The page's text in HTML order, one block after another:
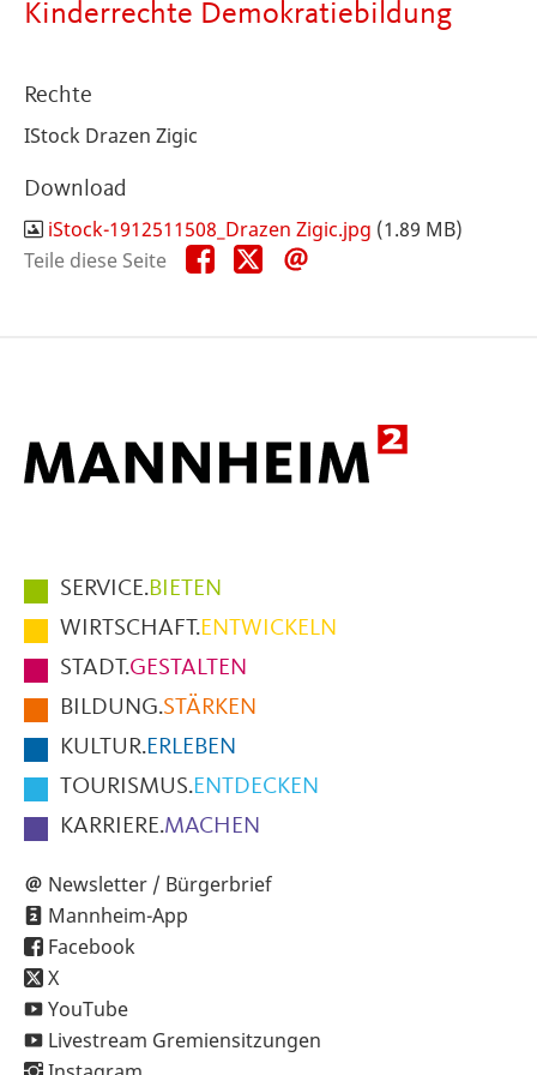
Kinderrechte Demokratiebildung
Rechte
IStock Drazen Zigic
Download
iStock-1912511508_Drazen Zigic.jpg (1.89 MB)
Teile diese Seite
Teile
diese
Teile
diese
Hauptmenüpunkte
im
Fußbereich
der
Seite
SERVICE.BIETEN
WIRTSCHAFT.ENTWICKELN
STADT.GESTALTEN
BILDUNG.STÄRKEN
KULTUR.ERLEBEN
TOURISMUS.ENTDECKEN
KARRIERE.MACHEN
Newsletter / Bürgerbrief
Mannheim-App
Facebook
X
YouTube
Livestream Gremiensitzungen